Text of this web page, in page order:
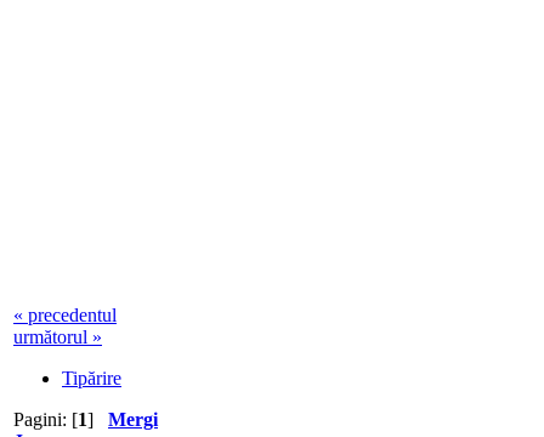
« precedentul
următorul »
Tipărire
Pagini: [1] Mergi